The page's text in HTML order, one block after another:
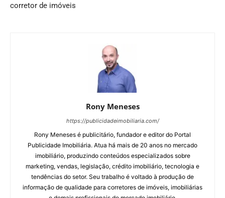
corretor de imóveis
Rony Meneses
https://publicidadeimobiliaria.com/
Rony Meneses é publicitário, fundador e editor do Portal
Publicidade Imobiliária. Atua há mais de 20 anos no mercado
imobiliário, produzindo conteúdos especializados sobre
marketing, vendas, legislação, crédito imobiliário, tecnologia e
tendências do setor. Seu trabalho é voltado à produção de
informação de qualidade para corretores de imóveis, imobiliárias